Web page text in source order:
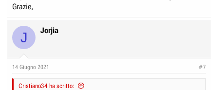
Grazie,
J Jorjia
14 Giugno 2021 #7
Cristiano34 ha scritto: